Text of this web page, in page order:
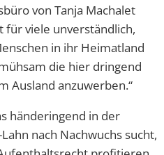
von Tanja Machalet
für viele unverständlich,
in ihr Heimatland
die hier dringend
Ausland anzuwerben.“
händeringend in der
nach Nachwuchs sucht,